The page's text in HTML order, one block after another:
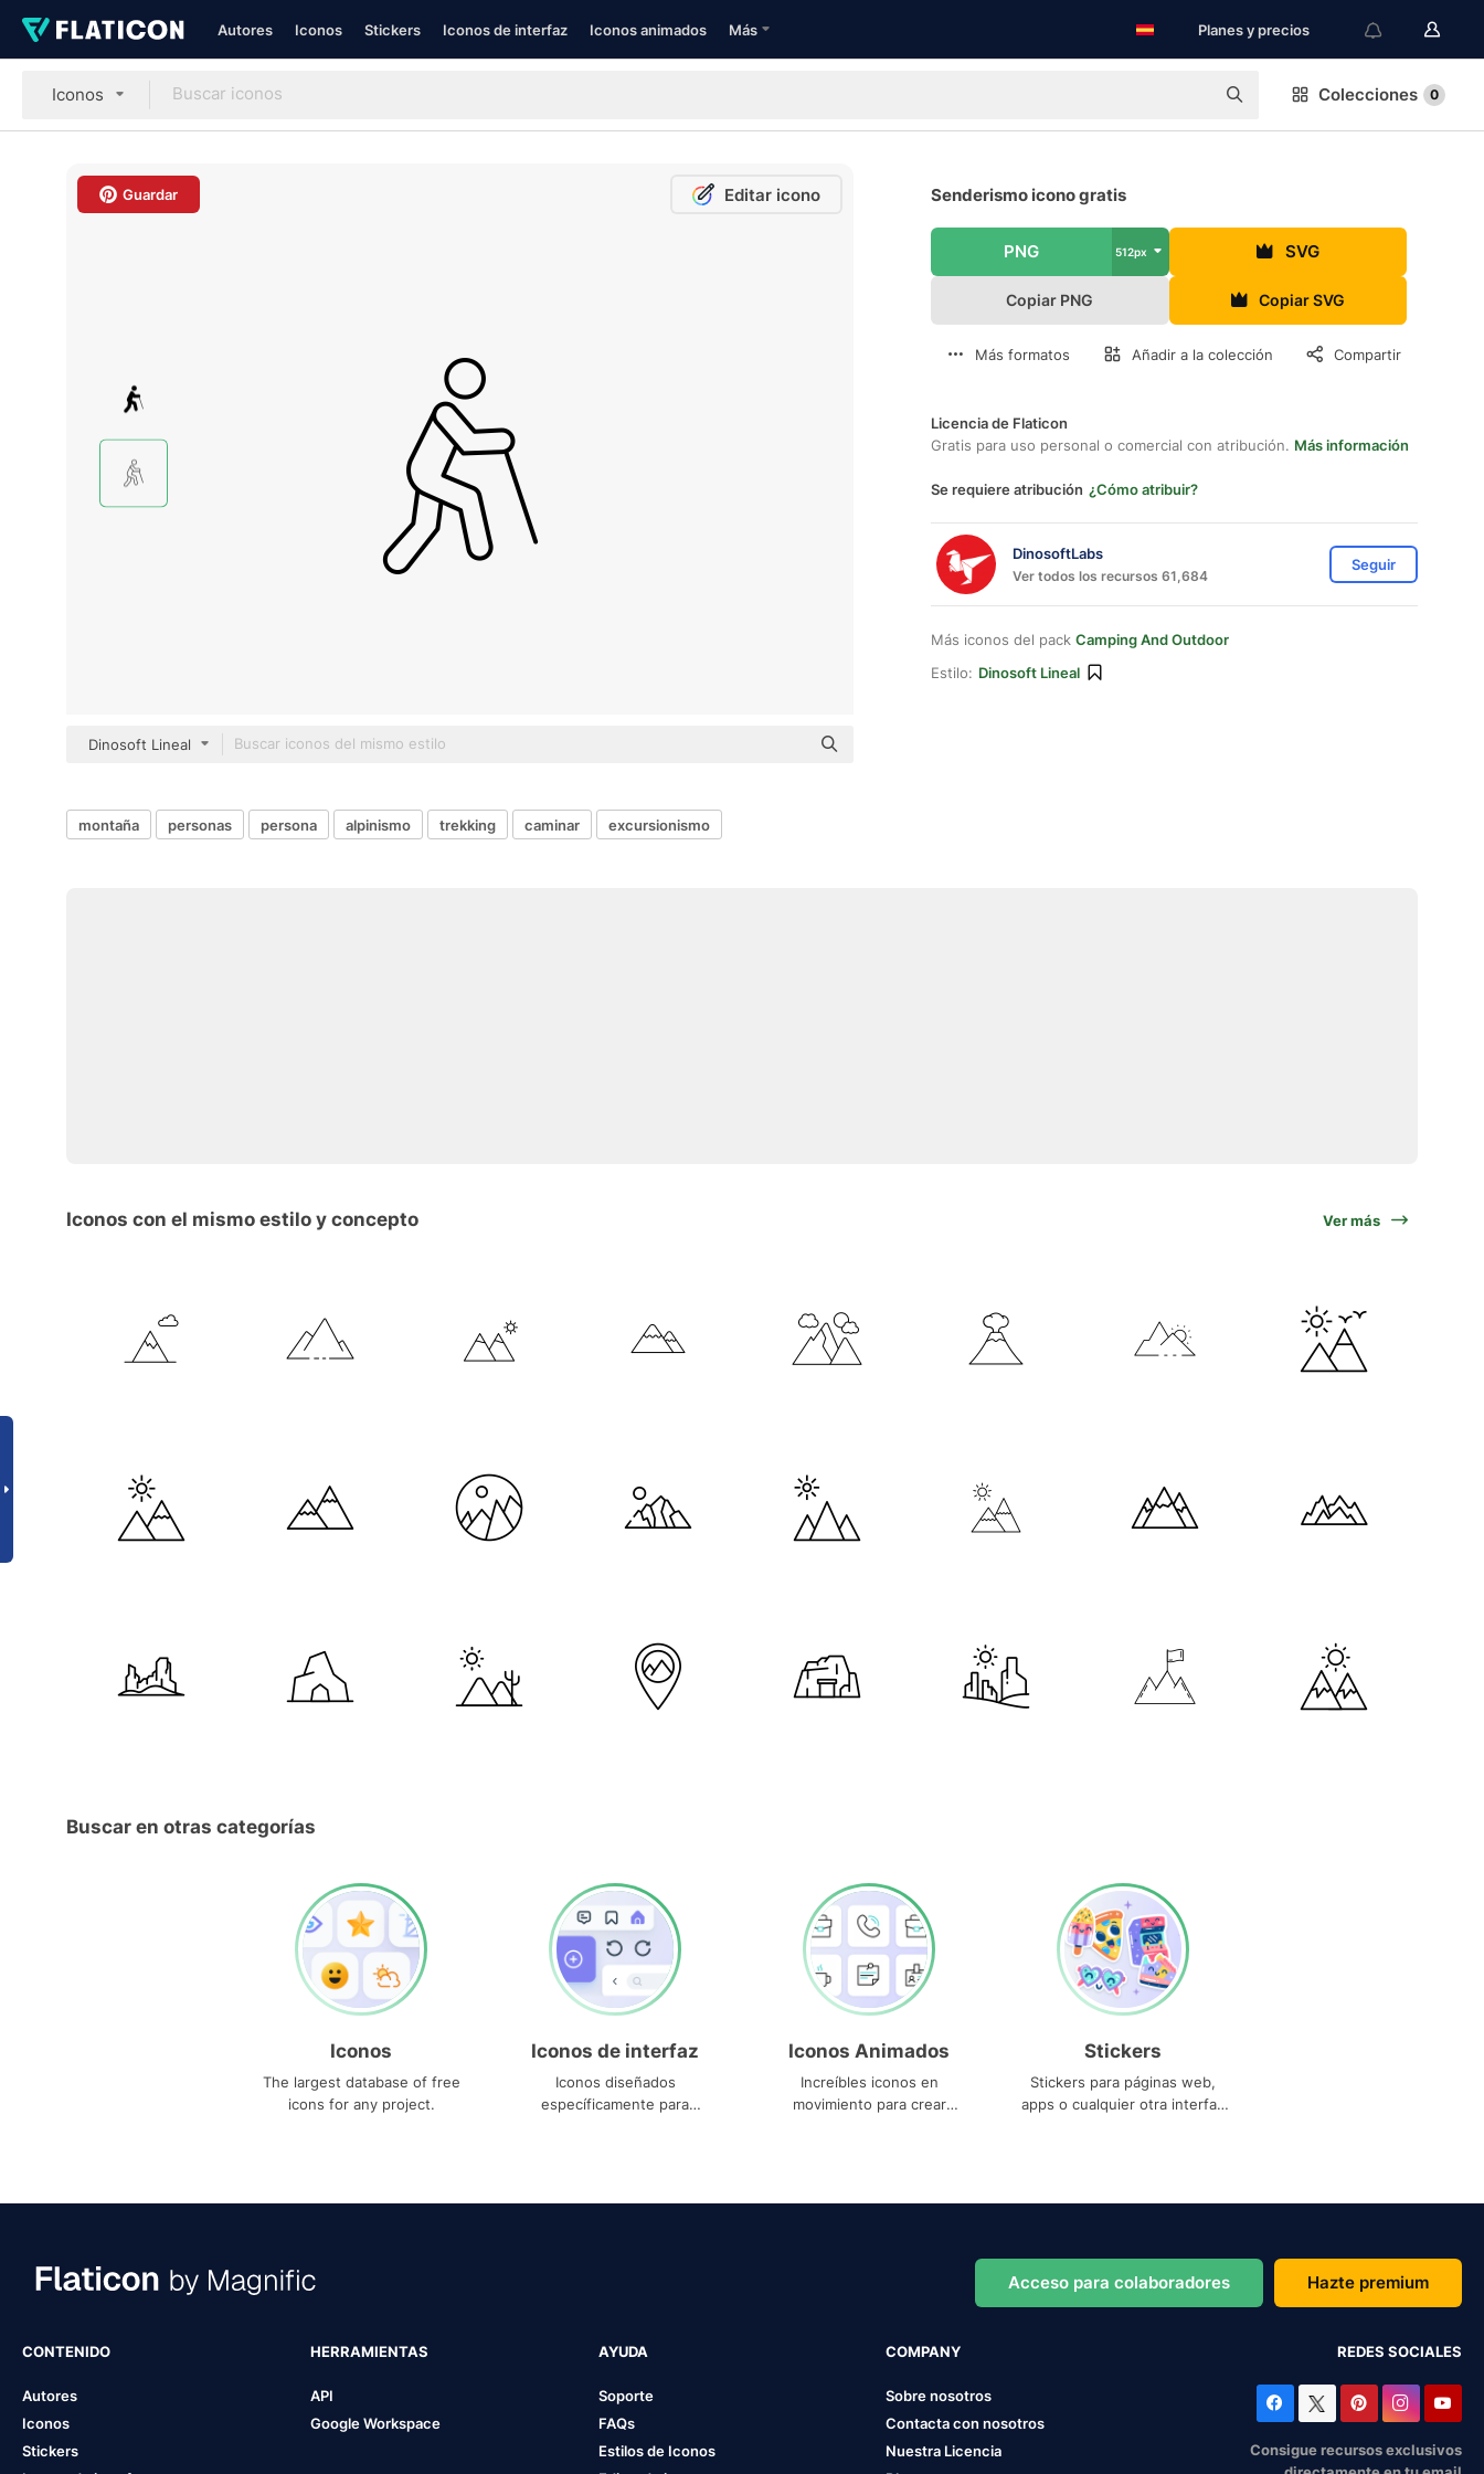
Autores Iconos Stickers Iconos de interfaz Iconos animados Más Planes y precios
Iconos Colecciones 0
Guardar Editar icono
Dinosoft Lineal
Senderismo icono gratis
PNG 512px SVG
Copiar PNG Copiar SVG
Más formatos Añadir a la colección Compartir
Licencia de Flaticon
Gratis para uso personal o comercial con atribución. Más información
Se requiere atribución ¿Cómo atribuir?
DinosoftLabs
Ver todos los recursos 61,684
Seguir
Más iconos del pack Camping And Outdoor
Estilo: Dinosoft Lineal
montaña personas persona alpinismo trekking caminar excursionismo
Iconos con el mismo estilo y concepto Ver más
Buscar en otras categorías
Iconos
The largest database of free
icons for any project.
Iconos de interfaz
Iconos diseñados
específicamente para
Iconos Animados
Increíbles iconos en
movimiento para crear
Stickers
Stickers para páginas web,
apps o cualquier otra interfaz
Acceso para colaboradores Hazte premium
CONTENIDO
Autores
Iconos
Stickers
HERRAMIENTAS
API
Google Workspace
AYUDA
Soporte
FAQs
Estilos de Iconos
COMPANY
Sobre nosotros
Contacta con nosotros
Nuestra Licencia
REDES SOCIALES
Consigue recursos exclusivos